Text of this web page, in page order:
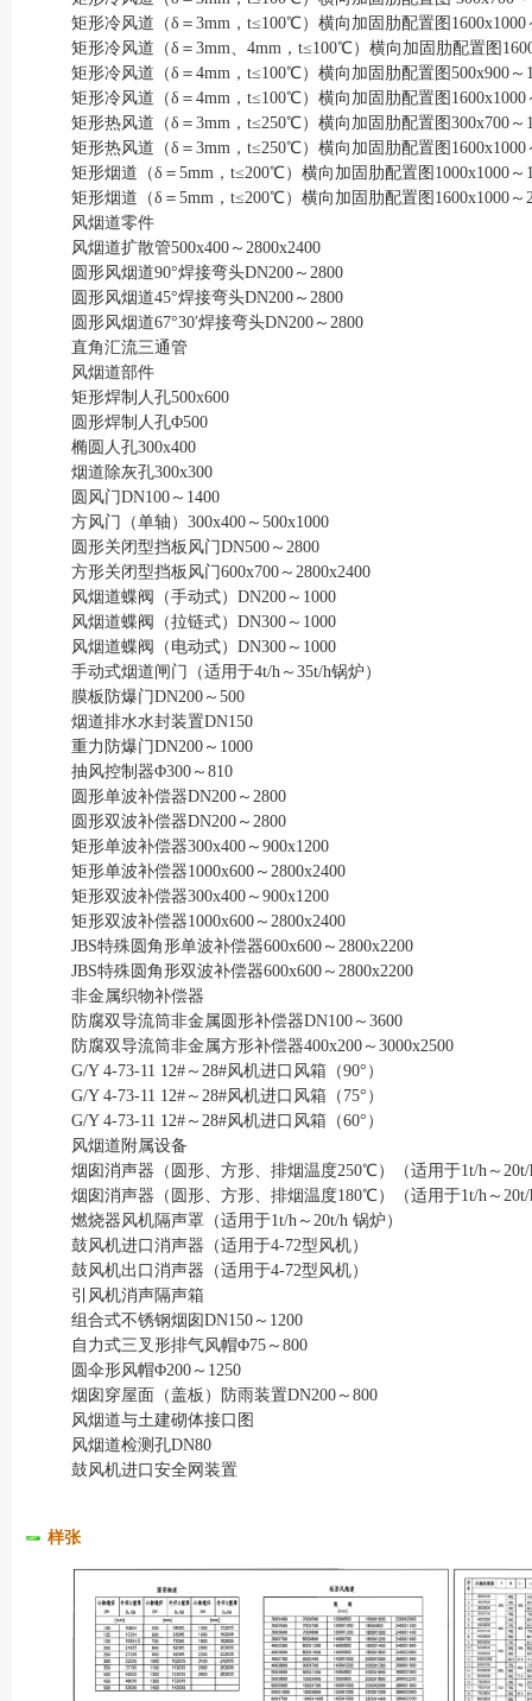
矩形冷风道（δ＝3mm，t≤100℃）横向加固肋配置图1600x1000
矩形冷风道（δ＝3mm、4mm，t≤100℃）横向加固肋配置图
矩形冷风道（δ＝4mm，t≤100℃）横向加固肋配置图500x900～
矩形冷风道（δ＝4mm，t≤100℃）横向加固肋配置图1600x1000
矩形热风道（δ＝3mm，t≤250℃）横向加固肋配置图300x700～
矩形热风道（δ＝3mm，t≤250℃）横向加固肋配置图1600x1000
矩形烟道（δ＝5mm，t≤200℃）横向加固肋配置图1000x1000～
矩形烟道（δ＝5mm，t≤200℃）横向加固肋配置图1600x1000～
风烟道零件
风烟道扩散管500x400～2800x2400
圆形风烟道90°焊接弯头DN200～2800
圆形风烟道45°焊接弯头DN200～2800
圆形风烟道67°30′焊接弯头DN200～2800
直角汇流三通管
风烟道部件
矩形焊制人孔500x600
圆形焊制人孔Φ500
椭圆人孔300x400
烟道除灰孔300x300
圆风门DN100～1400
方风门（单轴）300x400～500x1000
圆形关闭型挡板风门DN500～2800
方形关闭型挡板风门600x700～2800x2400
风烟道蝶阀（手动式）DN200～1000
风烟道蝶阀（拉链式）DN300～1000
风烟道蝶阀（电动式）DN300～1000
手动式烟道闸门（适用于4t/h～35t/h锅炉）
膜板防爆门DN200～500
烟道排水水封装置DN150
重力防爆门DN200～1000
抽风控制器Φ300～810
圆形单波补偿器DN200～2800
圆形双波补偿器DN200～2800
矩形单波补偿器300x400～900x1200
矩形单波补偿器1000x600～2800x2400
矩形双波补偿器300x400～900x1200
矩形双波补偿器1000x600～2800x2400
JBS特殊圆角形单波补偿器600x600～2800x2200
JBS特殊圆角形双波补偿器600x600～2800x2200
非金属织物补偿器
防腐双导流筒非金属圆形补偿器DN100～3600
防腐双导流筒非金属方形补偿器400x200～3000x2500
G/Y 4-73-11 12#～28#风机进口风箱（90°）
G/Y 4-73-11 12#～28#风机进口风箱（75°）
G/Y 4-73-11 12#～28#风机进口风箱（60°）
风烟道附属设备
烟囱消声器（圆形、方形、排烟温度250℃）（适用于1t/h～
烟囱消声器（圆形、方形、排烟温度180℃）（适用于1t/h～
燃烧器风机隔声罩（适用于1t/h～20t/h 锅炉）
鼓风机进口消声器（适用于4-72型风机）
鼓风机出口消声器（适用于4-72型风机）
引风机消声隔声箱
组合式不锈钢烟囱DN150～1200
自力式三叉形排气风帽Φ75～800
圆伞形风帽Φ200～1250
烟囱穿屋面（盖板）防雨装置DN200～800
风烟道与土建砌体接口图
风烟道检测孔DN80
鼓风机进口安全网装置
样张